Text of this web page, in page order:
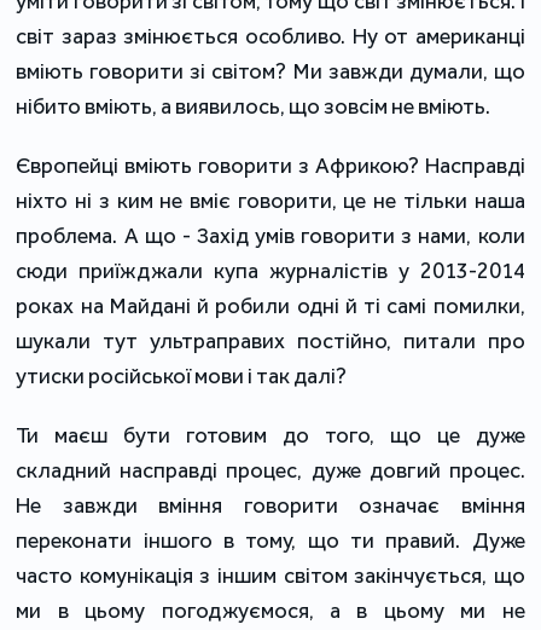
світ зараз змінюється особливо. Ну от американці
вміють говорити зі світом? Ми завжди думали, що
нібито вміють, а виявилось, що зовсім не вміють.
Європейці вміють говорити з Африкою? Насправді
ніхто ні з ким не вміє говорити, це не тільки наша
проблема. А що - Захід умів говорити з нами, коли
сюди приїжджали купа журналістів у 2013-2014
роках на Майдані й робили одні й ті самі помилки,
шукали тут ультраправих постійно, питали про
утиски російської мови і так далі?
Ти маєш бути готовим до того, що це дуже
складний насправді процес, дуже довгий процес.
Не завжди вміння говорити означає вміння
переконати іншого в тому, що ти правий. Дуже
часто комунікація з іншим світом закінчується, що
ми в цьому погоджуємося, а в цьому ми не